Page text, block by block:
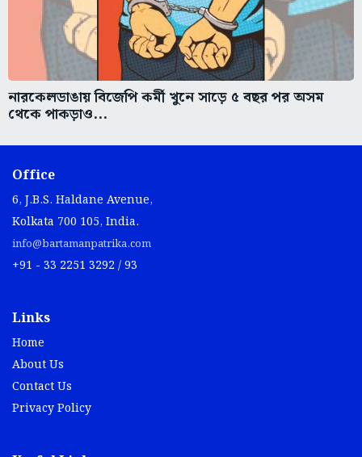
নারকেলডাঙায় বিজেপি কর্মী খুনে সাড়ে ৫ বছর পর অসম
থেকে পাকড়াও...
Office
6, J.B.S. Haldane Avenue,
Kolkata 700 105, India.
info@bartamanpatrika.com
+91 - 33 2251 3292 / 93
Links
Home
About Us
Contact Us
Privacy Policy